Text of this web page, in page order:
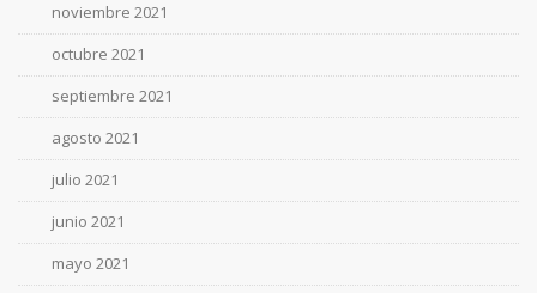
noviembre 2021
octubre 2021
septiembre 2021
agosto 2021
julio 2021
junio 2021
mayo 2021